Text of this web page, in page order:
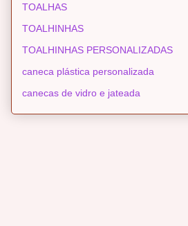
TOALHAS
TOALHINHAS
TOALHINHAS PERSONALIZADAS
caneca plástica personalizada
canecas de vidro e jateada